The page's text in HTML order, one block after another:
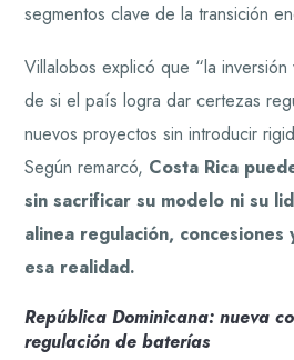
segmentos clave de la transición
Villalobos explicó que “la
de si el país logra dar certezas
nuevos proyectos sin introducir
Según remarcó, Costa Rica
sin sacrificar su modelo ni su
alinea regulación, concesiones
esa realidad.
República Dominicana: nueva
regulación de baterías